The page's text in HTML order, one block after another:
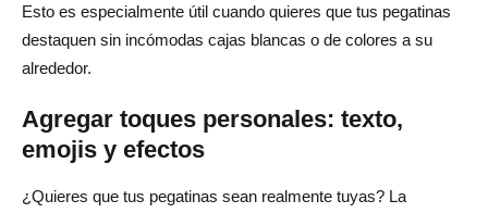
Esto es especialmente útil cuando quieres que tus pegatinas
destaquen sin incómodas cajas blancas o de colores a su
alrededor.
Agregar toques personales: texto,
emojis y efectos
¿Quieres que tus pegatinas sean realmente tuyas? La